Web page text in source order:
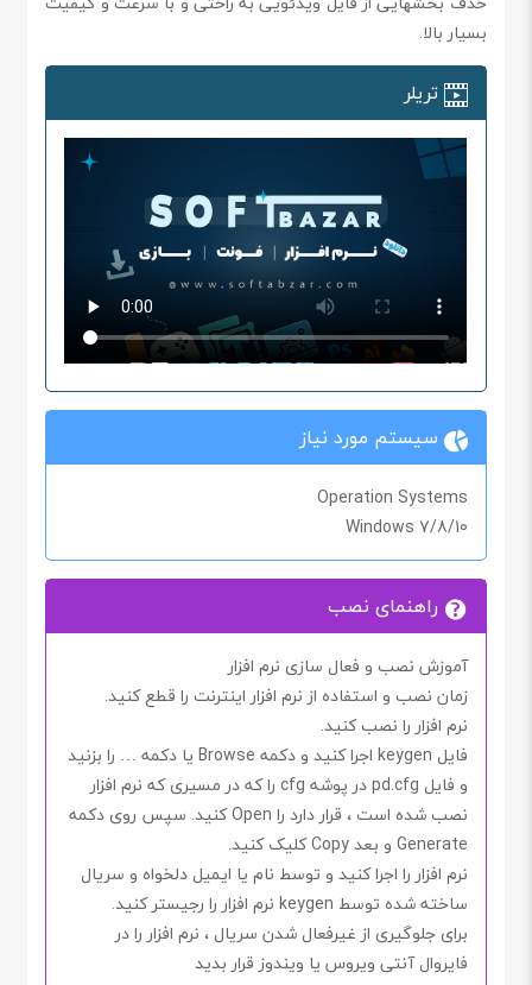
بسیار بالا.
تریلر
سیستم مورد نیاز
Operation Systems
Windows 7/8/10
راهنمای نصب
آموزش نصب و فعال سازی نرم افزار
زمان نصب و استفاده از نرم افزار اینترنت را قطع کنید.
نرم افزار را نصب کنید.
فایل keygen اجرا کنید و دکمه Browse یا دکمه … را بزنید
و فایل pd.cfgدر پوشه cfg را که در مسیری که نرم افزار
نصب شده است ، قرار دارد را Openکنید. سپس روی دکمه
Generate و بعدCopyکلیک کنید.
نرم افزار را اجرا کنید و توسط نام یا ایمیلدلخواه و سریال
ساخته شده توسط keygen نرم افزار را رجیستر کنید.
برای جلوگیری از غیرفعال شدن سریال، نرم افزار را در
فایروال آنتی ویروس یا ویندوزقرار بدید